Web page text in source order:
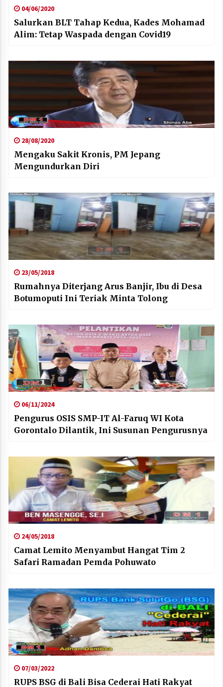
04/06/2020
Salurkan BLT Tahap Kedua, Kades Mohamad
Alim: Tetap Waspada dengan Covid19
28/08/2020
Mengaku Sakit Kronis, PM Jepang
Mengundurkan Diri
23/05/2018
Rumahnya Diterjang Arus Banjir, Ibu di Desa
Botumoputi Ini Teriak Minta Tolong
06/11/2024
Pengurus OSIS SMP-IT Al-Faruq WI Kota
Gorontalo Dilantik, Ini Susunan Pengurusnya
24/05/2018
Camat Lemito Menyambut Hangat Tim 2
Safari Ramadan Pemda Pohuwato
07/03/2022
RUPS BSG di Bali Bisa Cederai Hati Rakyat